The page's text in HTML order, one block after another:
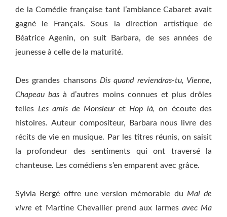
de la Comédie française tant l’ambiance Cabaret avait
gagné le Français. Sous la direction artistique de
Béatrice Agenin, on suit Barbara, de ses années de
jeunesse à celle de la maturité.
Des grandes chansonsDis quand reviendras-tu, Vienne,
Chapeau basà d’autres moins connues et plus drôles
telles Les amis de Monsieur etHop là, on écoute des
histoires. Auteur compositeur, Barbara nous livre des
récits de vie en musique. Par les titres réunis, on saisit
la profondeur des sentiments qui ont traversé la
chanteuse. Les comédiens s’en emparent avec grâce.
Sylvia Bergé offre une version mémorable du Mal de
vivre et Martine Chevallier prend aux larmesavec Ma